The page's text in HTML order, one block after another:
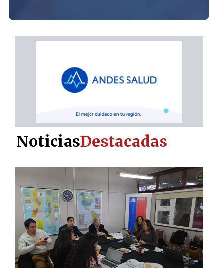
NoticiasDestacadas